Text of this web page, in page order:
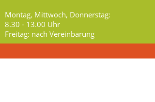
Montag, Mittwoch, Donnerstag:
8.30 - 13.00 Uhr
Freitag: nach Vereinbarung
Social Media